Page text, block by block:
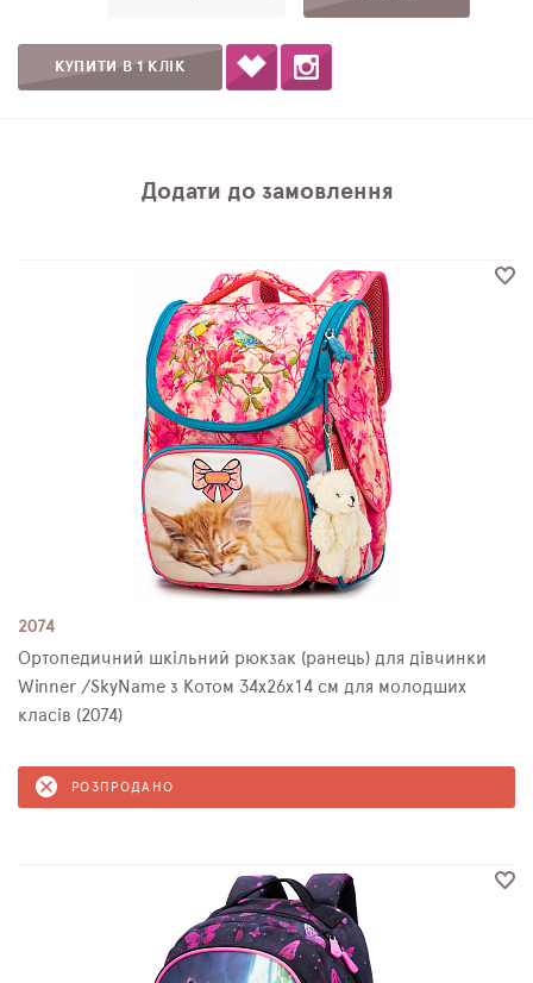
КУПИТИ В 1 КЛІК
Додати до замовлення
2074
Ортопедичний шкільний рюкзак (ранець) для дівчинки
Winner /SkyName з Котом 34х26х14 см для молодших
класів (2074)
РОЗПРОДАНО